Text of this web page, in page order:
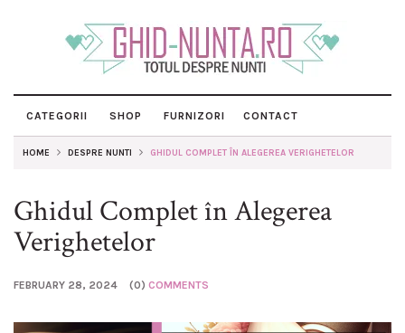
CATEGORII SHOP FURNIZORI CONTACT
HOME DESPRE NUNTI GHIDUL COMPLET ÎN ALEGEREA VERIGHETELOR
Ghidul Complet în Alegerea
Verighetelor
FEBRUARY 28, 2024 (0) COMMENTS